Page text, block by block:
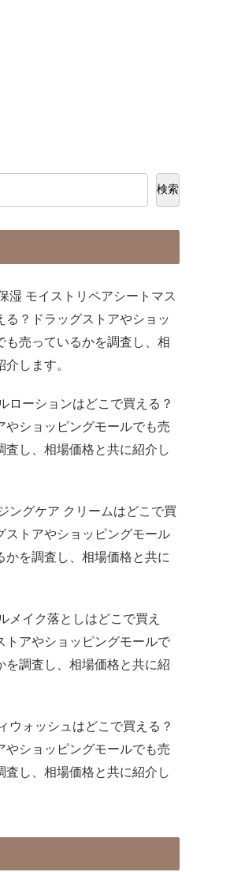
検索
湿 モイストリペアシートマス
る？ドラッグストアやショッ
も売っているかを調査し、相
します。
ローションはどこで買える？
やショッピングモールでも売
査し、相場価格と共に紹介し
ングケア クリームはどこで買
ストアやショッピングモール
かを調査し、相場価格と共に
メイク落としはどこで買え
トアやショッピングモールで
を調査し、相場価格と共に紹
ウォッシュはどこで買える？
やショッピングモールでも売
査し、相場価格と共に紹介し